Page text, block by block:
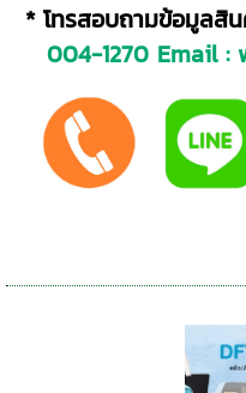
* โทรสอบถามข้อมูลสิ
004-1270 Email :